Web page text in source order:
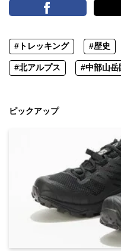
#トレッキング #歴史
#北アルプス #中部山岳
ピックアップ